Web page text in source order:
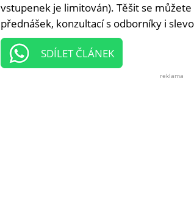
vstupenek je limitován). Těšit se
přednášek, konzultací s odborníky i
SDÍLET ČLÁNEK
reklama